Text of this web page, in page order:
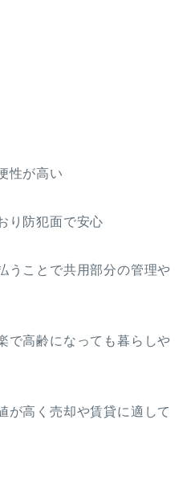
性が高い
り防犯面で安心
うことで共用部分の管理や
で高齢になっても暮らしや
が高く売却や賃貸に適して